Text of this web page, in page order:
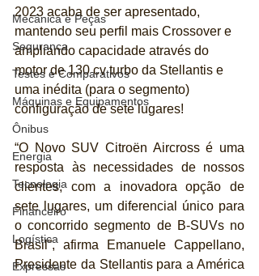
Mecânica e Peças
Segurança
Testes e Comparativos
Máquinas e Equipamentos
Ônibus
Energia
Tecnologia
Financeiro
Logística
Expressas
2023 acaba de ser apresentado,
mantendo seu perfil mais Crossover e
ampliando capacidade através do
motor de 130 cv turbo da Stellantis e
uma inédita (para o segmento)
configuração de sete lugares!
“O Novo SUV Citroën Aircross é uma
resposta às necessidades de nossos
clientes, com a inovadora opção de
sete lugares, um diferencial único para
o concorrido segmento de B-SUVs no
Brasil”, afirma Emanuele Cappellano,
Presidente da Stellantis para a América